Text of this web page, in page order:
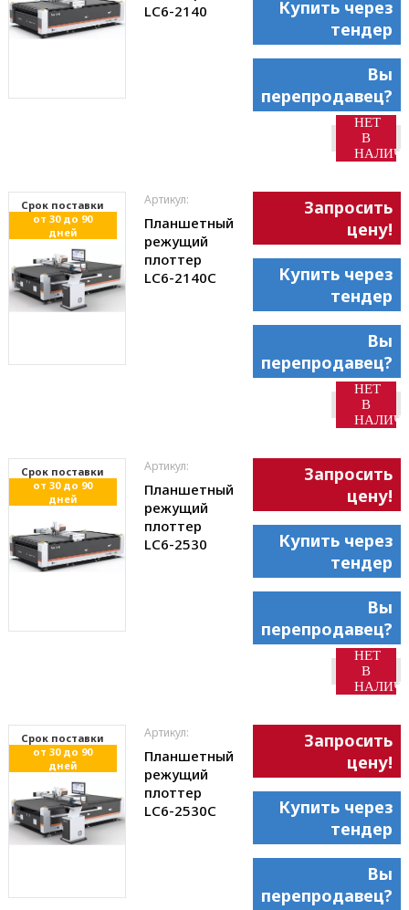
LC6-2140
Купить через
тендер
Вы
перепродавец?
НЕТ
В
Cрок поставки
от 30 до 90
дней
Артикул:
Планшетный
режущий
плоттер
LC6-2140С
Запросить
цену!
Купить через
тендер
Вы
перепродавец?
НЕТ
В
Cрок поставки
от 30 до 90
дней
Артикул:
Планшетный
режущий
плоттер
LC6-2530
Запросить
цену!
Купить через
тендер
Вы
перепродавец?
НЕТ
В
Cрок поставки
от 30 до 90
дней
Артикул:
Планшетный
режущий
плоттер
LC6-2530С
Запросить
цену!
Купить через
тендер
Вы
перепродавец?